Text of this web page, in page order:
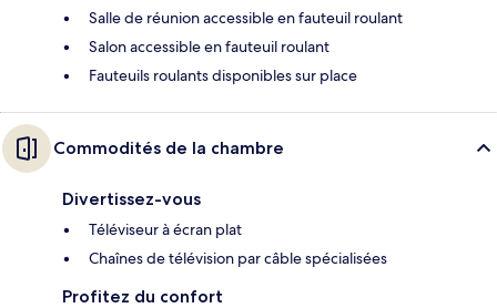
Salle de réunion accessible en fauteuil roulant
Salon accessible en fauteuil roulant
Fauteuils roulants disponibles sur place
Commodités de la chambre
Divertissez-vous
Téléviseur à écran plat
Chaînes de télévision par câble spécialisées
Profitez du confort